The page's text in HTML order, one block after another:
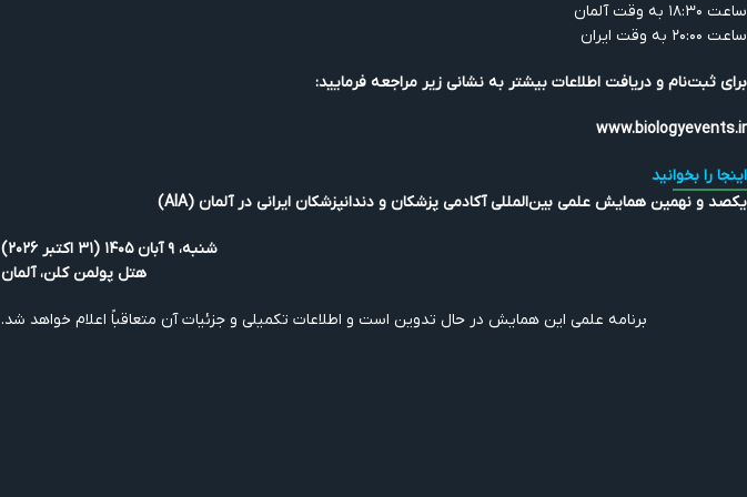
ساعت ۱۸:۳۰ به وقت آلمان
ساعت ۲۰:۰۰ به وقت ایران
برای ثبت‌نام و دریافت اطلاعات بیشتر به نشانی زیر مراجعه فرمایید:
www.biologyevents.ir
اینجا را بخوانید
یکصد و نهمین همایش علمی بین‌المللی آکادمی پزشکان و دندانپزشکان ایرانی در آلمان (AIA)
شنبه، ۹ آبان ۱۴۰۵ (۳۱ اکتبر ۲۰۲۶)
هتل پولمن کلن، آلمان
برنامه علمی این همایش در حال تدوین است و اطلاعات تکمیلی و جزئیات آن متعاقباً اعلام خواهد شد.